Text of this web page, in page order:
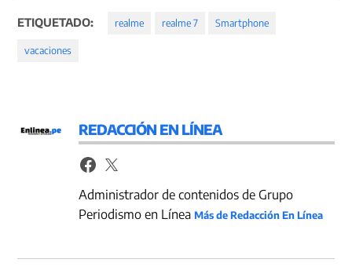
ETIQUETADO: realme realme 7 Smartphone
vacaciones
REDACCIÓN EN LÍNEA
Administrador de contenidos de Grupo
Periodismo en LíneaMás de Redacción En Línea